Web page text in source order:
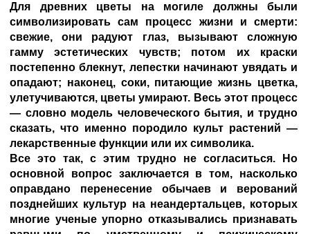
Для древних цветы на могиле должны были
символизировать сам процесс жизни и смерти:
свежие, они радуют глаз, вызывают сложную
гамму эстетических чувств; потом их краски
постепенно блекнут, лепестки начинают увядать и
опадают; наконец, соки, питающие жизнь цветка,
улетучиваются, цветы умирают. Весь этот процесс
— словно модель человеческого бытия, и трудно
сказать, что именно породило культ растений —
лекарственные функции или их символика.
Все это так, с этим трудно не согласиться. Но
основной вопрос заключается в том, насколько
оправдано перенесение обычаев и верований
позднейших культур на неандертальцев, которых
многие ученые упорно отказывались признавать